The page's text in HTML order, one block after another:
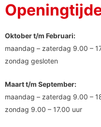
Oktober t/m Februari:
maandag – zaterdag 9.00 –
zondag gesloten
Maart t/m September:
maandag – zaterdag 9.00 –
zondag 9.00 – 17.00 uur